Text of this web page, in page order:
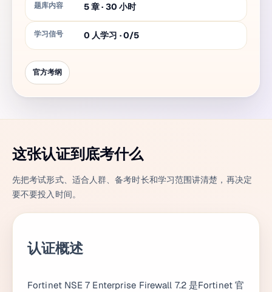
题库内容 5章· 30 小时
学习信号 0 人学习 · 0/5
官方考纲
这张认证到底考什么
先把考试形式、适合人群、备考时长和学习范围讲清楚，再决定
要不要投入时间。
认证概述
Fortinet NSE 7 Enterprise Firewall 7.2 是Fortinet 官